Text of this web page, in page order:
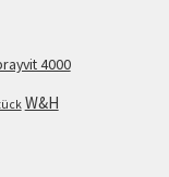
4000
W&H